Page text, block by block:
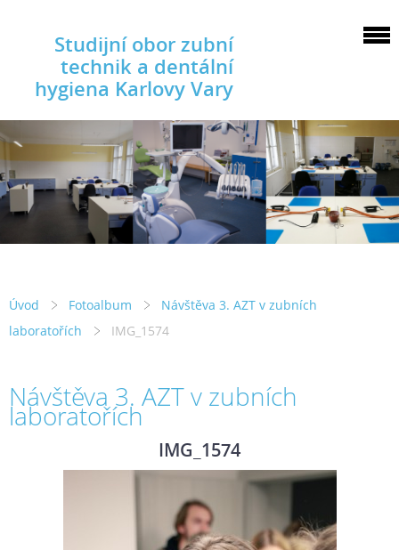
Studijní obor zubní
technik a dentální
hygiena Karlovy Vary
Úvod Fotoalbum
Návštěva 3. AZT v zubních
laboratořích
IMG_1574
Návštěva 3. AZT v zubních
laboratořích
IMG_1574